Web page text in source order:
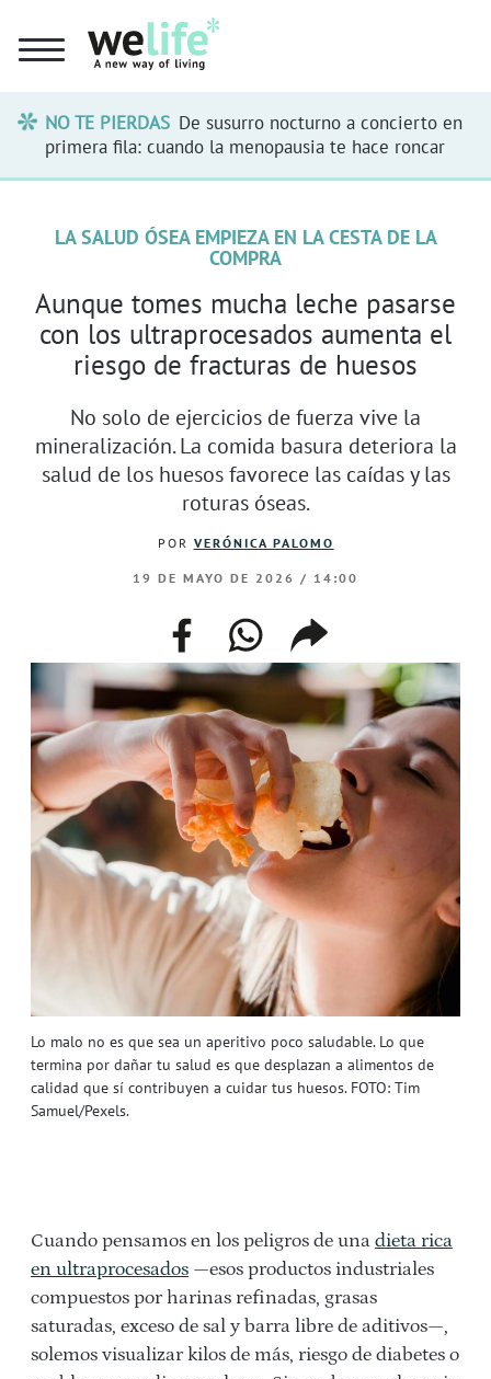
NO TE PIERDAS De susurro nocturno a concierto en
primera fila: cuando la menopausia te hace roncar
Lo malo no es que sea un aperitivo poco saludable. Lo que
termina por dañar tu salud es que desplazan a alimentos de
calidad que sí contribuyen a cuidar tus huesos. FOTO: Tim
Samuel/Pexels.
LA SALUD ÓSEA EMPIEZA EN LA CESTA DE LA
COMPRA
Aunque tomes mucha leche pasarse
con los ultraprocesados aumenta el
riesgo de fracturas de huesos
No solo de ejercicios de fuerza vive la
mineralización. La comida basura deteriora la
salud de los huesos favorece las caídas y las
roturas óseas.
POR VERÓNICA PALOMO
19 DE MAYO DE 2026 / 14:00
facebookwhatsappcompartir
enlace
Cuando pensamos en los peligros de una dieta rica
en ultraprocesados —esos productos industriales
compuestos por harinas refinadas, grasas
saturadas, exceso de sal y barra libre de aditivos—,
solemos visualizar kilos de más, riesgo de diabetes o